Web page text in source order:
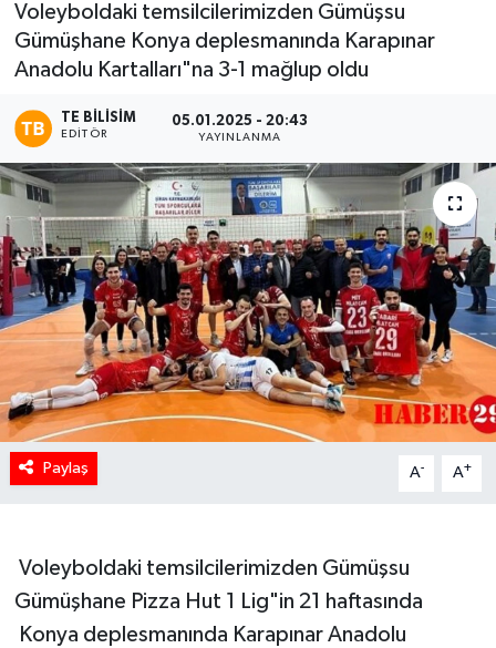
Voleyboldaki temsilcilerimizden Gümüşsu
Gümüşhane Konya deplesmanında Karapınar
Anadolu Kartalları"na 3-1 mağlup oldu
TE BILISIM
EDITÖR
05.01.2025 - 20:43
YAYINLANMA
Paylaş A- A+
Voleyboldaki temsilcilerimizden Gümüşsu
Gümüşhane Pizza Hut 1 Lig"in 21 haftasında
Konya deplesmanında Karapınar Anadolu
Haber Arşivi